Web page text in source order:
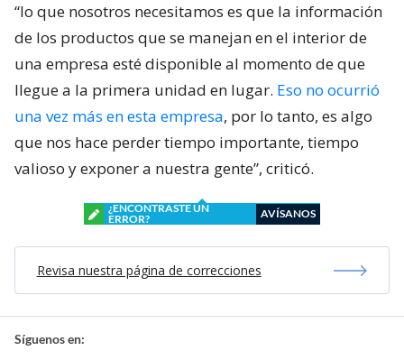
“lo que nosotros necesitamos es que la información
de los productos que se manejan en el interior de
una empresa esté disponible al momento de que
llegue a la primera unidad en lugar. Eso no ocurrió
una vez más en esta empresa, por lo tanto, es algo
que nos hace perder tiempo importante, tiempo
valioso y exponer a nuestra gente”, criticó.
¿ENCONTRASTE UN
ERROR?
AVÍSANOS
Revisa nuestra página de correcciones
Síguenos en: